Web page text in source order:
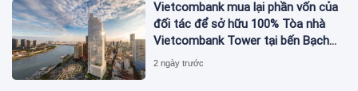
Vietcombank mua lại phần vốn của
đối tác để sở hữu 100% Tòa nhà
Vietcombank Tower tại bến Bạch
Đằng
2 ngày trước